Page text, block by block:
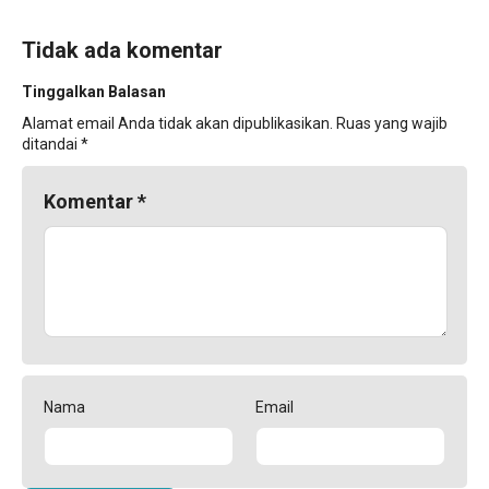
Tidak ada komentar
Tinggalkan Balasan
Alamat email Anda tidak akan dipublikasikan. Ruas yang wajib
ditandai *
Komentar*
Nama Email